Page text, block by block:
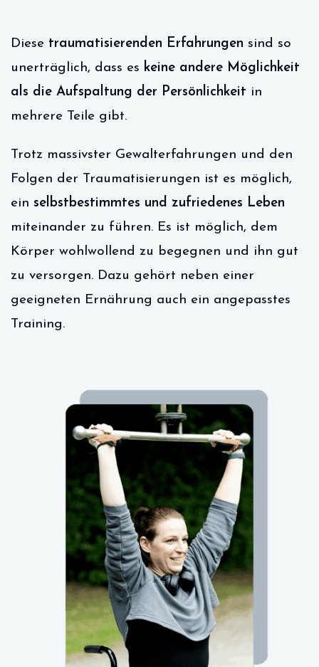
Diese traumatisierenden Erfahrungen sind so
unerträglich, dass es keine andere Möglichkeit
als die Aufspaltung der Persönlichkeit in
mehrere Teile gibt.
Trotz massivster Gewalterfahrungen und den
Folgen der Traumatisierungen ist es möglich,
ein selbstbestimmtes und zufriedenes Leben
miteinander zu führen. Es ist möglich, dem
Körper wohlwollend zu begegnen und ihn gut
zu versorgen. Dazu gehört neben einer
geeigneten Ernährung auch ein angepasstes
Training.